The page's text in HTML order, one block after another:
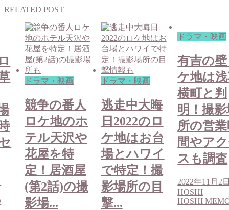
RELATED POST
ドラマ・映画
競争の番人
ロケ地のホ
テル天沢や
花屋を特
定！居酒屋
(第2話)の撮
影場...
ドラマ・映画
逃走中大晦
日2022のロ
ケ地はお台
場とハワイ
で特定！撮
影場所の目
撃...
ドラマ・映画
有吉の
ケ地は
横町と判
明！撮
所の営
間やア
スも調査
2022年11月2
HOSHI
HOSHI